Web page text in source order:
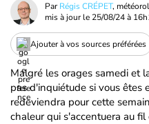
ParRégis CRÉPET,
mis à jour le 25/08/24 à
Ajouter à vos sources préférées
Malgré les orages samedi et
pas d'inquiétude si vous êtes
redeviendra pour cette
chaleur qui s'accentuera au fil